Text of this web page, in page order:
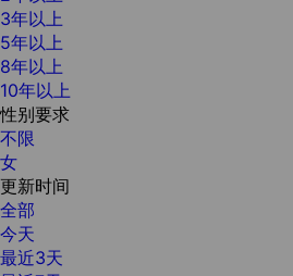
3年以上
5年以上
8年以上
10年以上
性别要求
不限
女
更新时间
全部
今天
最近3天